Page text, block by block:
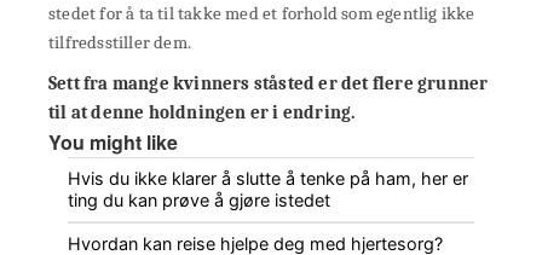
stedet for å ta til takke med et forhold som egentlig ikke
tilfredsstiller dem.
Sett fra mange kvinners ståsted er det flere grunner
til at denne holdningen er i endring.
You might like
Hvis du ikke klarer å slutte å tenke på ham, her er
ting du kan prøve å gjøre istedet
Hvordan kan reise hjelpe deg med hjertesorg?